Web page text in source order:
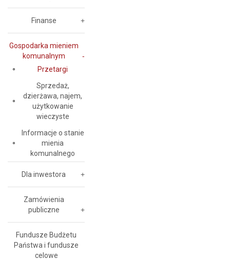
Finanse
Gospodarka mieniem
komunalnym
Przetargi
Sprzedaż,
dzierżawa, najem,
użytkowanie
wieczyste
Informacje o stanie
mienia
komunalnego
Dla inwestora
Zamówienia
publiczne
Fundusze Budżetu
Państwa i fundusze
celowe